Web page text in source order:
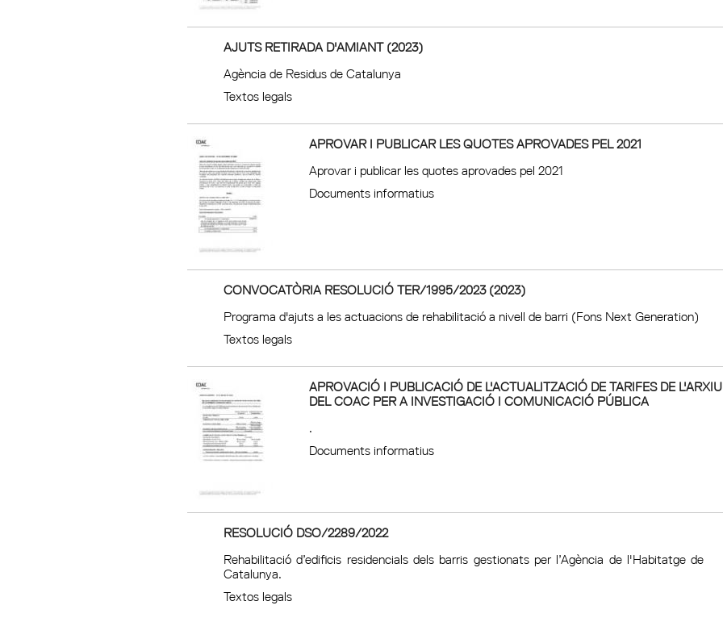
AJUTS RETIRADA D'AMIANT (2023)
Agència de Residus de Catalunya
Textos legals
APROVAR I PUBLICAR LES QUOTES APROVADES PEL 2021
Aprovar i publicar les quotes aprovades pel 2021
Documents informatius
CONVOCATÒRIA RESOLUCIÓ TER/1995/2023 (2023)
Programa d'ajuts a les actuacions de rehabilitació a nivell de barri (Fons Next Generation)
Textos legals
APROVACIÓ I PUBLICACIÓ DE L'ACTUALITZACIÓ DE TARIFES DE
DEL COAC PER A INVESTIGACIÓ I COMUNICACIÓ PÚBLICA
.
Documents informatius
RESOLUCIÓ DSO/2289/2022
Rehabilitació d’edificis residencials dels barris gestionats per l’Agència de l'Habitatge de
Catalunya.
Textos legals